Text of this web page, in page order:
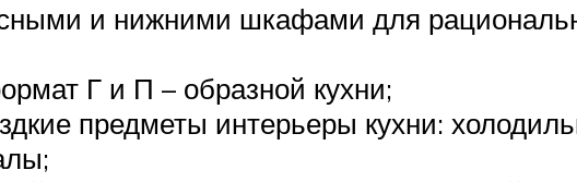
и нижними шкафами для
Г и П – образной кухни;
предметы интерьеры кухни: